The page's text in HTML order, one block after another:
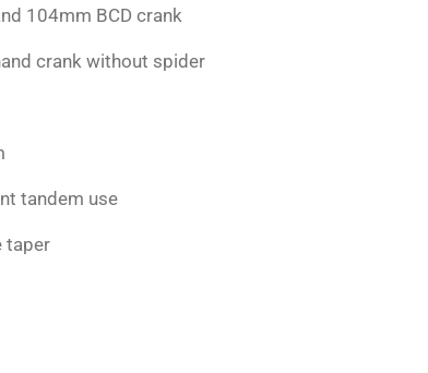
104mm BCD crank
crank without spider
tandem use
taper